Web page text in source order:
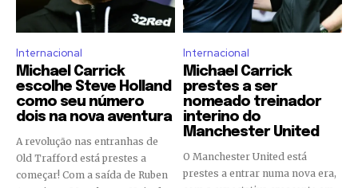
Internacional
Michael Carrick
escolhe Steve Holland
como seu número
dois na nova aventura
A revolução nas entranhas de
Old Trafford está prestes a
começar! Com a saída de Ruben
Internacional
Michael Carrick
prestes a ser
nomeado treinador
interino do
Manchester United
O Manchester United está
prestes a entrar numa nova era,